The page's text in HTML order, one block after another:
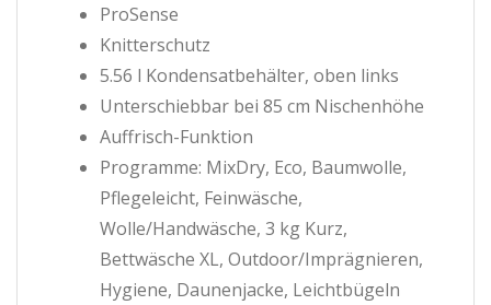
ProSense
Knitterschutz
5.56 l Kondensatbehälter, oben links
Unterschiebbar bei 85 cm Nischenhöhe
Auffrisch-Funktion
Programme: MixDry, Eco, Baumwolle,
Pflegeleicht, Feinwäsche,
Wolle/Handwäsche, 3 kg Kurz,
Bettwäsche XL, Outdoor/Imprägnieren,
Hygiene, Daunenjacke, Leichtbügeln